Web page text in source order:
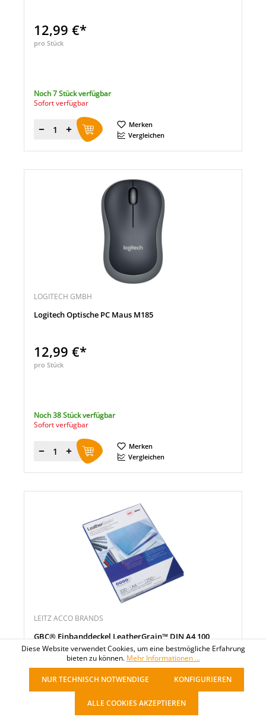
12,99 €*
pro Stück
Noch 7 Stück verfügbar
Sofort verfügbar
Menge
Merken
Vergleichen
LOGITECH GMBH
Logitech Optische PC Maus M185
12,99 €*
pro Stück
Noch 38 Stück verfügbar
Sofort verfügbar
Menge
Merken
Vergleichen
LEITZ ACCO BRANDS
GBC® Einbanddeckel LeatherGrain™ DIN A4 100
St./Pack.
20,99 €*
Diese Website verwendet Cookies, um eine bestmögliche Erfahrung
bieten zu können. Mehr Informationen ...
NUR TECHNISCH NOTWENDIGE KONFIGURIEREN
ALLE COOKIES AKZEPTIEREN